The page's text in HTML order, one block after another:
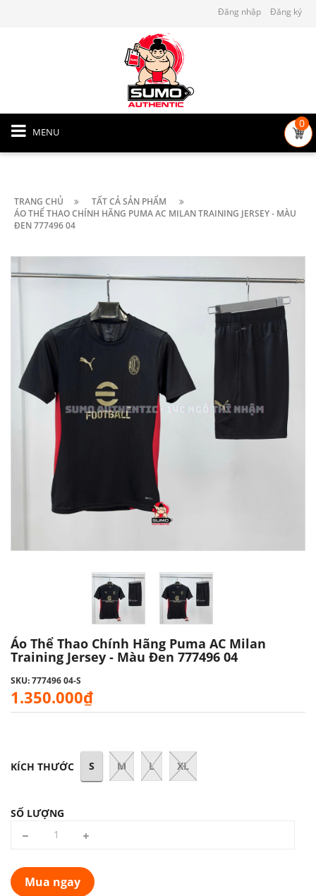
Đăng nhập Đăng ký
MENU
0
TRANG CHỦ
TẤT CẢ SẢN PHẨM
ÁO THỂ THAO CHÍNH HÃNG PUMA AC MILAN TRAINING JERSEY - MÀU
ĐEN 777496 04
Áo Thể Thao Chính Hãng Puma AC Milan
Training Jersey - Màu Đen 777496 04
SKU: 777496 04-S
1.350.000₫
KÍCH THƯỚC S M L XL
SỐ LƯỢNG
Mua ngay